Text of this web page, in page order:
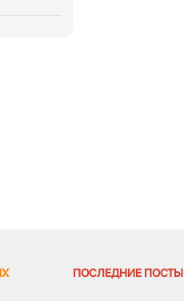
ПОСЛЕДНИЕ ПОСТЫ